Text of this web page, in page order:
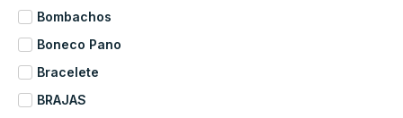
Bombachos
Boneco Pano
Bracelete
BRAJAS